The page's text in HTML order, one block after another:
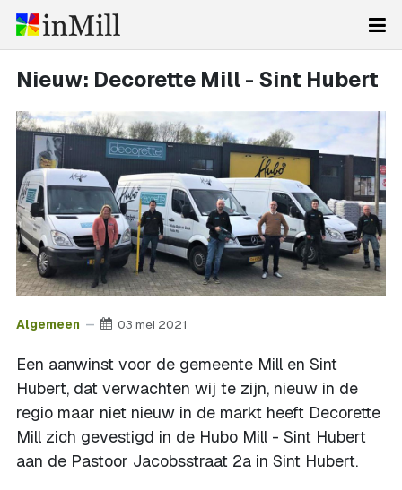
Nieuw: Decorette Mill - Sint Hubert
Algemeen 03 mei 2021
Een aanwinst voor de gemeente Mill en Sint
Hubert, dat verwachten wij te zijn, nieuw in de
regio maar niet nieuw in de markt heeft Decorette
Mill zich gevestigd in de Hubo Mill - Sint Hubert
aan de Pastoor Jacobsstraat 2a in Sint Hubert.